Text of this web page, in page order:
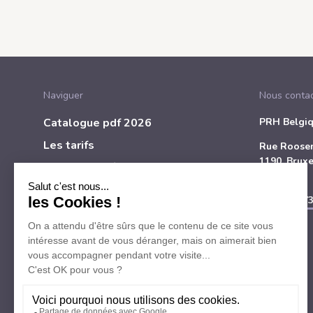
Naviguer
Catalogue pdf 2026
Les tarifs
Questions fréquentes
Mentions légales et vie privée
Contact
Nous
PRH
Rue
1190,
+32